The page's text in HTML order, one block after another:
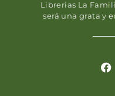
Librerias La
será una grata y